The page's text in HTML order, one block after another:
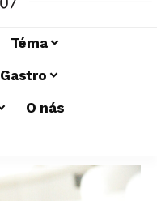
Téma
Gastro
O nás